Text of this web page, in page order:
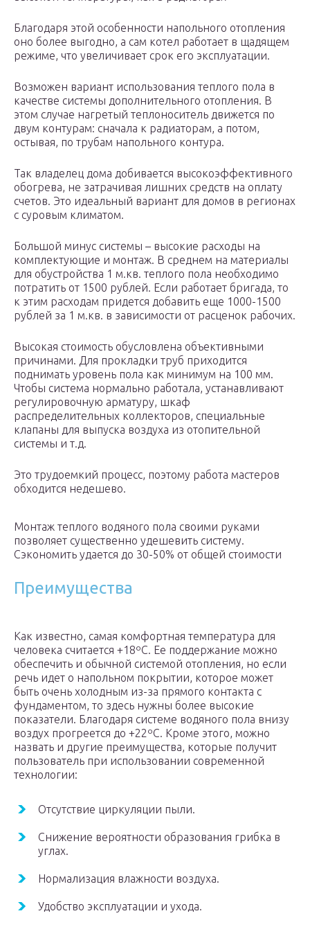
Благодаря этой особенности напольного отопления
оно более выгодно, а сам котел работает в щадящем
режиме, что увеличивает срок его эксплуатации.
Возможен вариант использования теплого пола в
качестве системы дополнительного отопления. В
этом случае нагретый теплоноситель движется по
двум контурам: сначала к радиаторам, а потом,
остывая, по трубам напольного контура.
Так владелец дома добивается высокоэффективного
обогрева, не затрачивая лишних средств на оплату
счетов. Это идеальный вариант для домов в регионах
с суровым климатом.
Большой минус системы – высокие расходы на
комплектующие и монтаж. В среднем на материалы
для обустройства 1 м.кв. теплого пола необходимо
потратить от 1500 рублей. Если работает бригада, то
к этим расходам придется добавить еще 1000-1500
рублей за 1 м.кв. в зависимости от расценок рабочих.
Высокая стоимость обусловлена объективными
причинами. Для прокладки труб приходится
поднимать уровень пола как минимум на 100 мм.
Чтобы система нормально работала, устанавливают
регулировочную арматуру, шкаф
распределительных коллекторов, специальные
клапаны для выпуска воздуха из отопительной
системы и т.д.
Это трудоемкий процесс, поэтому работа мастеров
обходится недешево.
Монтаж теплого водяного пола своими руками
позволяет существенно удешевить систему.
Сэкономить удается до 30-50% от общей стоимости
Преимущества
Как известно, самая комфортная температура для
человека считается +18ºС. Ее поддержание можно
обеспечить и обычной системой отопления, но если
речь идет о напольном покрытии, которое может
быть очень холодным из-за прямого контакта с
фундаментом, то здесь нужны более высокие
показатели. Благодаря системе водяного пола внизу
воздух прогреется до +22ºС. Кроме этого, можно
назвать и другие преимущества, которые получит
пользователь при использовании современной
технологии:
Отсутствие циркуляции пыли.
Снижение вероятности образования грибка в
углах.
Нормализация влажности воздуха.
Удобство эксплуатации и ухода.